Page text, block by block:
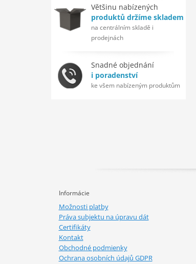
Většinu nabízených
produktů držíme skladem
na centrálním skladě i
prodejnách
Snadné objednání
i poradenství
ke všem nabízeným produktům
Informácie
Možnosti platby
Práva subjektu na úpravu dát
Certifikáty
Kontakt
Obchodné podmienky
Ochrana osobních údajů GDPR